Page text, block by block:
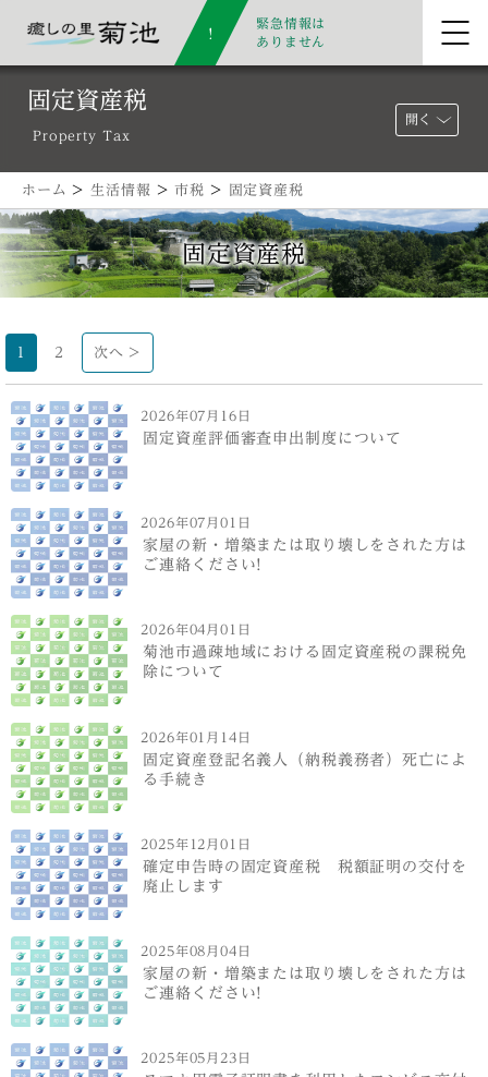
緊急情報は
ありません
固定資産税
Property Tax
開く
ホーム >生活情報 >市税 > 固定資産税
固定資産税
1 2 次へ >
2026年07月16日
固定資産評価審査申出制度について
2026年07月01日
家屋の新・増築または取り壊しをされた方は
ご連絡ください!
2026年04月01日
菊池市過疎地域における固定資産税の課税免
除について
2026年01月14日
固定資産登記名義人（納税義務者）死亡によ
る手続き
2025年12月01日
確定申告時の固定資産税 税額証明の交付を
廃止します
2025年08月04日
家屋の新・増築または取り壊しをされた方は
ご連絡ください!
2025年05月23日